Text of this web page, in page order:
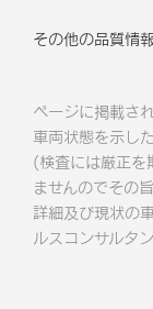
その他の品質情報
ページに掲載さ
車両状態を示した
(検査には厳正を
ませんのでその
詳細及び現状の
ルスコンサルタ